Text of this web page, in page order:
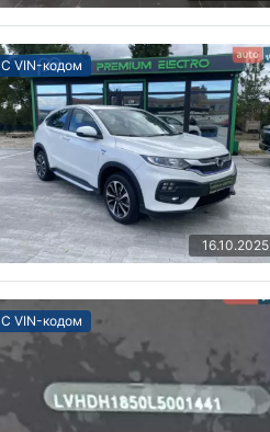
С VIN-кодом
16.10.2025
С VIN-кодом